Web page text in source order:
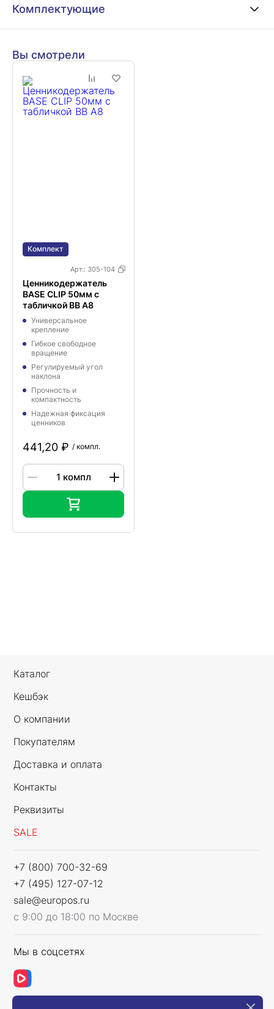
Комплектующие
Вы смотрели
Комплект
Арт.: 305-104
Ценникодержатель
BASE CLIP 50мм с
табличкой BB A8
Универсальное
крепление
Гибкое свободное
вращение
Регулируемый угол
наклона
Прочность и
компактность
Надежная фиксация
ценников
441,20 ₽ / компл.
Каталог
Кешбэк
О компании
Покупателям
Доставка и оплата
Контакты
Реквизиты
SALE
+7 (800) 700-32-69
+7 (495) 127-07-12
sale@europos.ru
с 9:00 до 18:00 по Москве
Мы в соцсетях